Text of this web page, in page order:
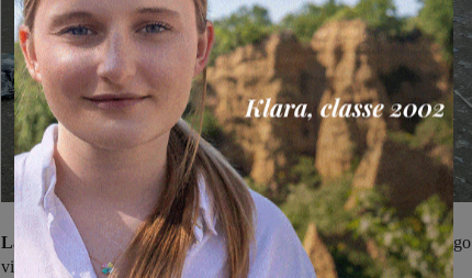
La segnalazione riguarda anche la pista ciclabileche corre lungo
via Peruzzi sporca e piena di escrementi di uccelli.